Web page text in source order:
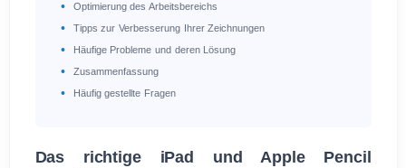
Optimierung des Arbeitsbereichs
Tipps zur Verbesserung Ihrer Zeichnungen
Häufige Probleme und deren Lösung
Zusammenfassung
Häufig gestellte Fragen
Das richtige iPad und Apple Pencil